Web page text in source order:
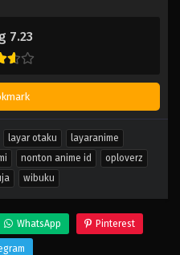
7.23
layar otaku
layaranime
nonton anime id
oploverz
wibuku
WhatsApp Pinterest